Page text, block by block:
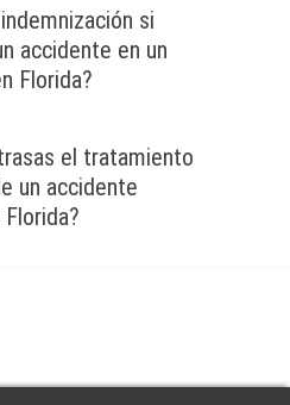
si
accidente en un
Florida?
el tratamiento
un accidente